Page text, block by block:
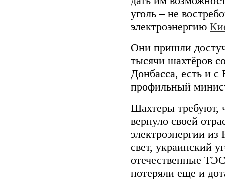
уголь – не
электроэнергию
Они пришли
тысячи шахтёров
Донбасса, есть и
профильный
Шахтеры требуют,
вернуло своей
электроэнергии
свет, украинский
отечественные
потеряли еще и